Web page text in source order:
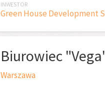
INWESTOR
Green House Development
Biurowiec
Warszawa